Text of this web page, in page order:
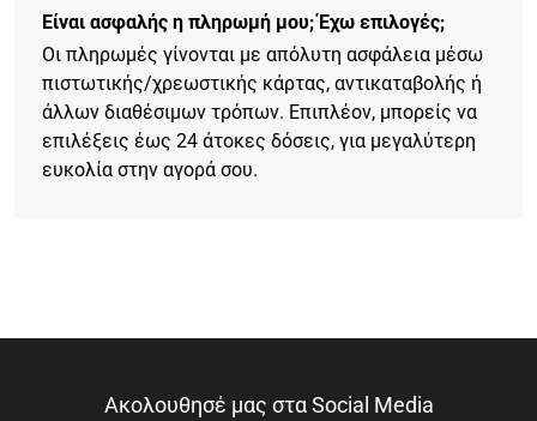
Είναι ασφαλής η πληρωμή μου; Έχω επιλογές;
Οι πληρωμές γίνονται με απόλυτη ασφάλεια μέσω
πιστωτικής/χρεωστικής κάρτας, αντικαταβολής ή
άλλων διαθέσιμων τρόπων. Επιπλέον, μπορείς να
επιλέξεις έως 24 άτοκες δόσεις, για μεγαλύτερη
ευκολία στην αγορά σου.
Ακολουθησέ μας στα Social Media